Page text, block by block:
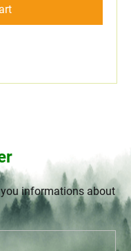
informations about